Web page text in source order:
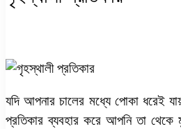
যদি আপনার চালের মধ্যে পোকা ধরেই
প্রতিকার ব্যবহার করে আপনি তা